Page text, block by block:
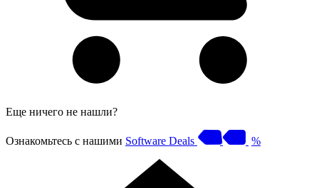
Еще ничего не нашли?
Ознакомьтесь с нашими Software Deals %